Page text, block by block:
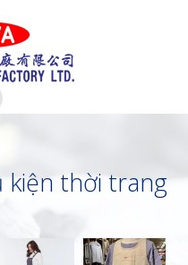
thời trang